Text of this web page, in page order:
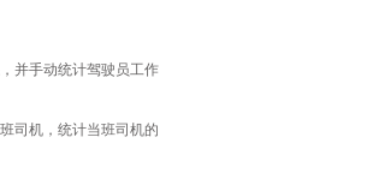
并手动统计驾驶员工作
司机，统计当班司机的